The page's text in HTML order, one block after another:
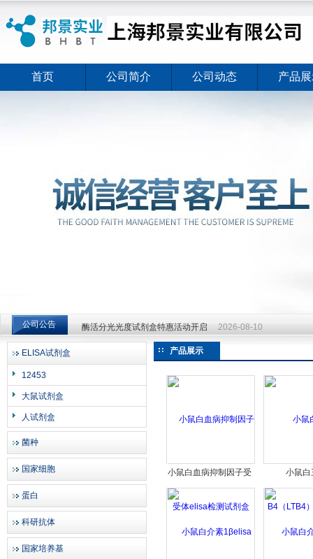
上海邦景实业有限公司
首页 公司简介 公司动态 产品
公司公告 酶活分光光度试剂盒特惠活动开启 2026-08-10
酶活分光光度试剂盒特惠活动开启
ELISA试剂盒
12453
大鼠试剂盒
人试剂盒
菌种
国家细胞
蛋白
科研抗体
国家培养基
产品展示
小鼠白血病抑制因子受
体elisa检测试剂盒
小鼠白
B4（LTB4
试剂